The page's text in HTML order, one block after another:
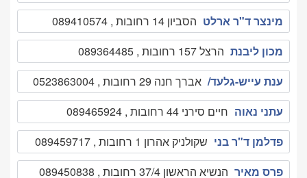
מינצר ד"ר ארלט הסביון 14 רחובות , 089410574
מכון ליבנת הרצל 157 רחובות , 089364485
ענת עייש-גלעד/ אברך חנה 29 רחובות , 0523863004
עתני נאוה חיים סירני 44 רחובות , 089465924
פדלמן ד"ר בני שקולניק אהרון 1 רחובות , 089459717
פרס מאיר הנשיא הראשון 37/4 רחובות , 089450838